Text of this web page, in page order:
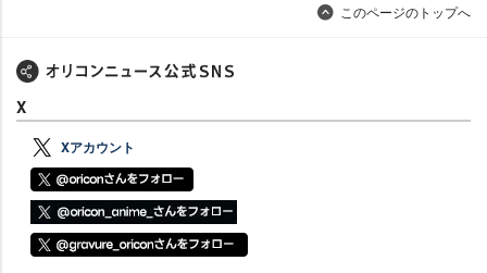
このページのトップへ
X
Xアカウント